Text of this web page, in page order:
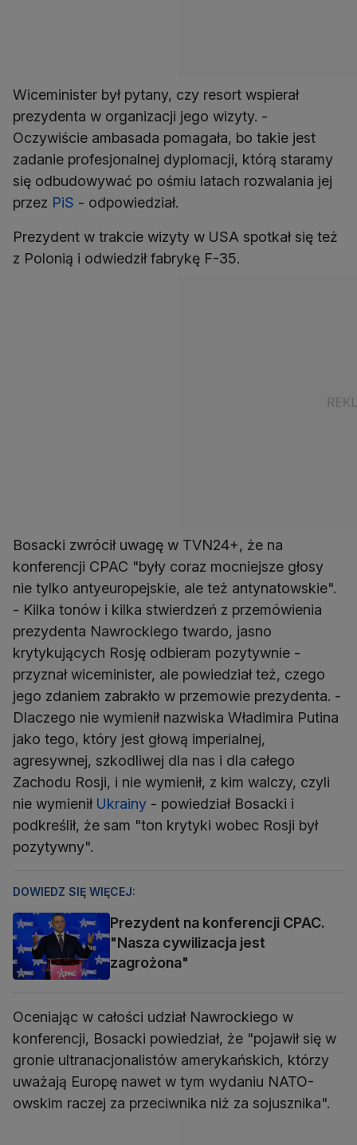
Wiceminister był pytany, czy resort wspierał
prezydenta w organizacji jego wizyty. -
Oczywiście ambasada pomagała, bo takie jest
zadanie profesjonalnej dyplomacji, którą staramy
się odbudowywać po ośmiu latach rozwalania jej
przez PiS - odpowiedział.
Prezydent w trakcie wizyty w USA spotkał się też
z Polonią i odwiedził fabrykę F-35.
Bosacki zwrócił uwagę w TVN24+, że na
konferencji CPAC "były coraz mocniejsze głosy
nie tylko antyeuropejskie, ale też antynatowskie".
- Kilka tonów i kilka stwierdzeń z przemówienia
prezydenta Nawrockiego twardo, jasno
krytykujących Rosję odbieram pozytywnie -
przyznał wiceminister, ale powiedział też, czego
jego zdaniem zabrakło w przemowie prezydenta. -
Dlaczego nie wymienił nazwiska Władimira Putina
jako tego, który jest głową imperialnej,
agresywnej, szkodliwej dla nas i dla całego
Zachodu Rosji, i nie wymienił, z kim walczy, czyli
nie wymienił Ukrainy - powiedział Bosacki i
podkreślił, że sam "ton krytyki wobec Rosji był
pozytywny".
DOWIEDZ SIĘ WIĘCEJ:
Prezydent na konferencji CPAC.
"Nasza cywilizacja jest
zagrożona"
Oceniając w całości udział Nawrockiego w
konferencji, Bosacki powiedział, że "pojawił się w
gronie ultranacjonalistów amerykańskich, którzy
uważają Europę nawet w tym wydaniu NATO-
owskim raczej za przeciwnika niż za sojusznika".